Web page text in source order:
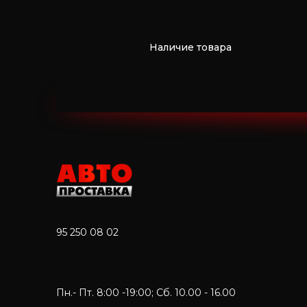
Наличие товара
95 250 08 02
Пн.- Пт. 8:00 -19:00; Сб. 10.00 - 16.00